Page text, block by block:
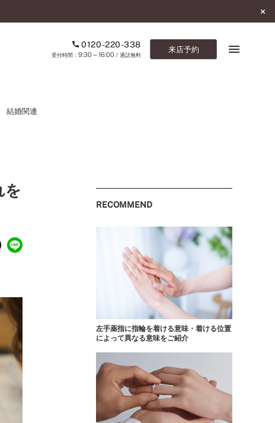
0120-220-338
9:30～16:00/ 通話無料
来店予約
予約専用ダイヤル
0120-220-338
FOLLOW US ON
結婚関連
を
RECOMMEND
左手薬指に指輪を着ける意味・着ける位置
によって異なる意味をご紹介